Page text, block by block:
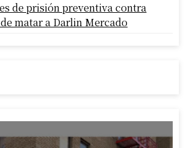
de prisión preventiva contra
matar a Darlin Mercado